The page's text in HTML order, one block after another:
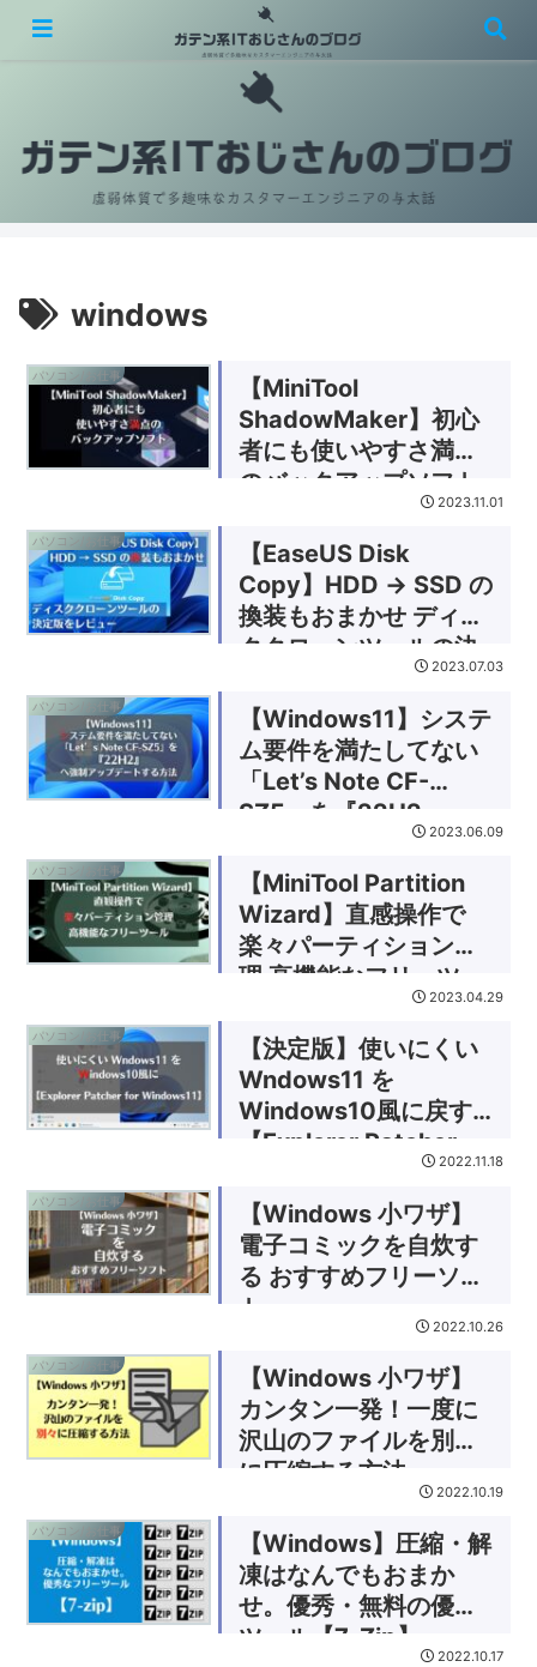
虚弱体質で多趣味なカスタマーエンジニアの与太話
windows
パソコン/お仕事
【MiniTool
ShadowMaker】初心
者にも使いやすさ満点
のバックアップソフト
2023.11.01
パソコン/お仕事
【EaseUS Disk
Copy】HDD → SSD の
換装もおまかせ ディス
ククローンツールの決
2023.07.03
パソコン/お仕事
【Windows11】システ
ム要件を満たしてない
「Let’s Note CF-
SZ5」を『22H2』
(23H2）へ強制アップ
デートする方法
2023.06.09
パソコン/お仕事
【MiniTool Partition
Wizard】直感操作で
楽々パーティション管
理 高機能なフリーツー
2023.04.29
パソコン/お仕事
【決定版】使いにくい
Wndows11 を
Windows10風に戻す
【Explorer Patcher
for Windows11】 2022.11.18
パソコン/お仕事
【Windows 小ワザ】
電子コミックを自炊す
る おすすめフリーソフ
ト
2022.10.26
パソコン/お仕事
【Windows 小ワザ】
カンタン一発！一度に
沢山のファイルを別々
に圧縮する方法
2022.10.19
パソコン/お仕事
【Windows】圧縮・解
凍はなんでもおまか
せ。優秀・無料の優良
ツール【7-Zip】
2022.10.17